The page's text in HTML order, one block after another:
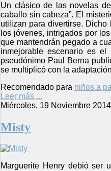
Un clásico de las novelas
caballo sin cabeza”. El
utilizan para divertirse.
los jóvenes, intrigados por
que mantendrán pegado a
inmejorable escenario es
pseudónimo Paul Berna
se multiplicó con la
Recomendado para niños a
Leer más ...
Miércoles, 19 Noviembre
Misty
Marguerite Henry debió ser